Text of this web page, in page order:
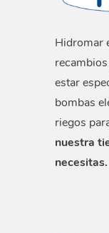
Hidromar
estar
bombas
riegos
nuestra
necesitas.